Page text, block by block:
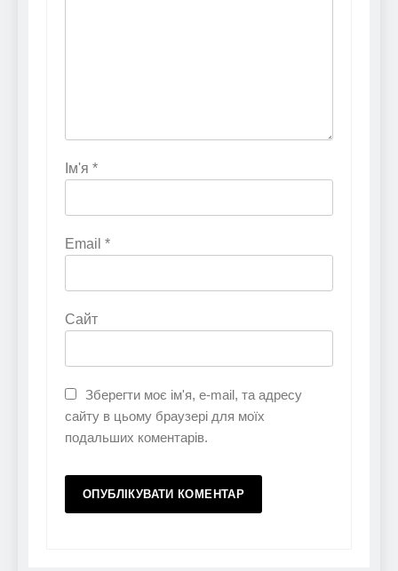
Ім'я *
Email *
Сайт
Зберегти моє ім'я, e-mail, та адресу
сайту в цьому браузері для моїх
подальших коментарів.